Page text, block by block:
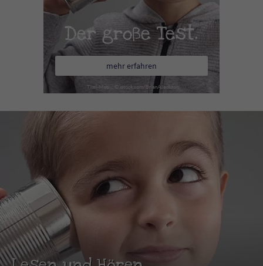
Der große Test.
mehr erfahren